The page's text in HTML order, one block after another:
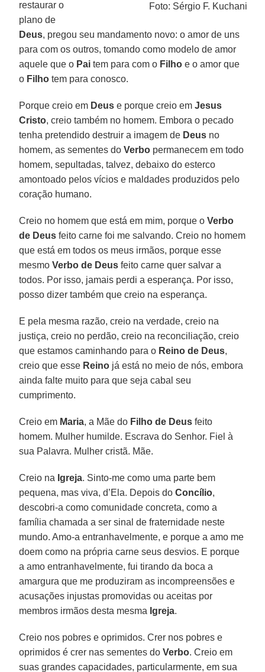
Foto: Sérgio F. Kuchani
restaurar o
plano de
Deus, pregou seu mandamento novo: o amor de uns
para com os outros, tomando como modelo de amor
aquele que o Pai tem para com o Filho e o amor que
o Filho tem para conosco.
Porque creio em Deus e porque creio emJesus
Cristo, creio também no homem. Embora o pecado
tenha pretendido destruir a imagem de Deus no
homem, as sementes doVerbo permanecem em todo
homem, sepultadas, talvez, debaixo do esterco
amontoado pelos vícios e maldades produzidos pelo
coração humano.
Creio no homem que está em mim, porque oVerbo
de Deus feito carne foi me salvando. Creio no homem
que está em todos os meus irmãos, porque esse
mesmoVerbo de Deus feito carne quer salvar a
todos. Por isso, jamais perdi a esperança. Por isso,
posso dizer também que creio na esperança.
E pela mesma razão, creio na verdade, creio na
justiça, creio no perdão, creio na reconciliação, creio
que estamos caminhando para o Reino de Deus,
creio que esse Reino já está no meio de nós, embora
ainda falte muito para que seja cabal seu
cumprimento.
Creio em Maria, a Mãe do Filho de Deus feito
homem. Mulher humilde. Escrava do Senhor. Fiel à
sua Palavra. Mulher cristã. Mãe.
Creio na Igreja. Sinto-me como uma parte bem
pequena, mas viva, d’Ela. Depois doConcílio,
descobri-a como comunidade concreta, como a
família chamada a ser sinal de fraternidade neste
mundo. Amo-a entranhavelmente, e porque a amo me
doem como na própria carne seus desvios. E porque
a amo entranhavelmente, fui tirando da boca a
amargura que me produziram as incompreensões e
acusações injustas promovidas ou aceitas por
membros irmãos desta mesma Igreja.
Creio nos pobres e oprimidos. Crer nos pobres e
oprimidos é crer nas sementes doVerbo. Creio em
suas grandes capacidades, particularmente, em sua